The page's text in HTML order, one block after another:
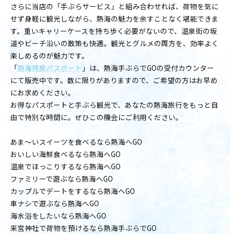
さらに当店の「手ぶらサービス」と組み合わせれば、荷物を気に
せず身軽に観光しながら、熱海の魅力を余すことなく堪能できま
す。重いキャリーケースを持ち歩く必要がないので、温泉街の坂
道やビーチ沿いの散策も快適。観光とグルメの両方を、効率よく
楽しめるのが魅力です。
「熱海得旅パスポート 」は、熱海手ぶらでGOの受付カウンター
にて販売中です。数に限りがありますので、ご希望の方はお早め
にお求めください。
お得なパスポートと手ぶら観光で、あなたの熱海旅行をもっと自
由で特別な時間に。ぜひこの機会にご利用ください。
あま〜いスイーツを食べるなら熱海へGO
おいしい海鮮食べるなら熱海へGO
温泉でほっこりするなら熱海へGO
ファミリーで遊ぶなら熱海へGO
カップルでデートをするなら熱海へGO
車ナシで遊ぶなら熱海へGO
海水浴をしたいなら熱海へGO
来宮神社で荷物を預けるなら熱海手ぶらでGO